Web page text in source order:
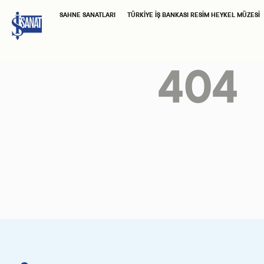
SAHNE SANATLARI TÜRKIYE İŞ BANKASI RESIM HEYKEL MÜZESI
404